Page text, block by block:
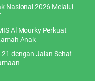
Nasional 2026 Melalui
Al Mourky Perkuat
Anak
dengan Jalan Sehat